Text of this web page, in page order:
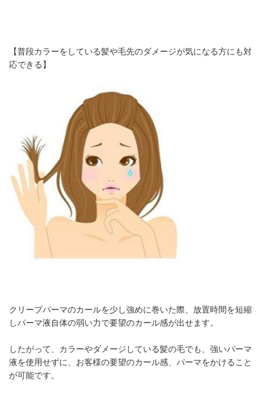
【普段カラーをしている髪や毛先のダメージが気になる方にも対
応できる】
クリープパーマのカールを少し強めに巻いた際、放置時間を短縮
しパーマ液自体の弱い力で要望のカール感が出せます。
したがって、カラーやダメージしている髪の毛でも、強いパーマ
液を使用せずに、お客様の要望のカール感、パーマをかけること
が可能です。